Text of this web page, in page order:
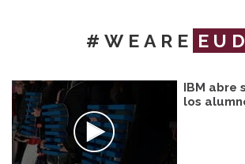
#WEARE
IBM abre
los